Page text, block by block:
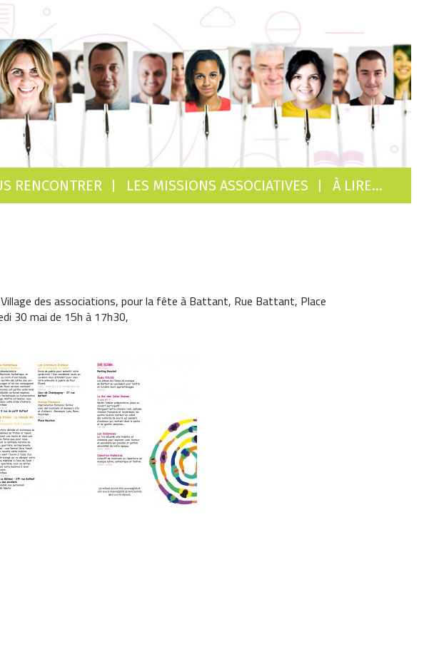
RENCONTRER LES MISSIONS ASSOCIATIVES À LIRE…
des associations, pour la fête à Battant, Rue Battant, Place
30 mai de 15h à 17h30,